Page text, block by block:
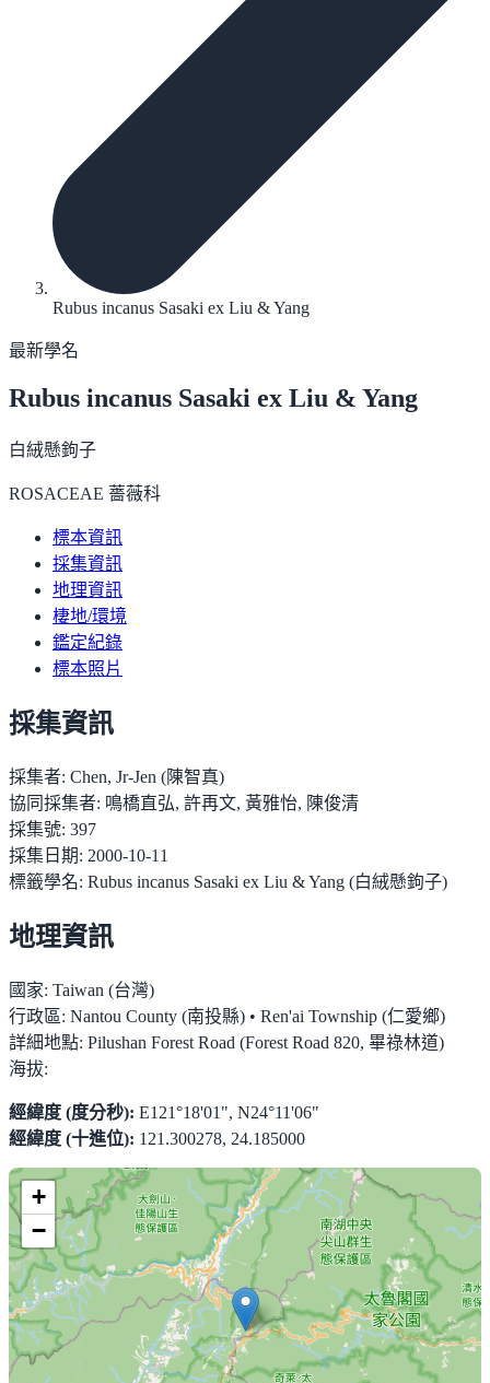
Rubus incanus Sasaki ex Liu & Yang
最新學名
Rubus incanus Sasaki ex Liu & Yang
白絨懸鉤子
ROSACEAE 薔薇科
標本資訊
採集資訊
地理資訊
棲地/環境
鑑定紀錄
標本照片
採集資訊
採集者: Chen, Jr-Jen (陳智真)
協同採集者: 鳴橋直弘, 許再文, 黃雅怡, 陳俊清
採集號: 397
採集日期: 2000-10-11
標籤學名: Rubus incanus Sasaki ex Liu & Yang (白絨懸鉤子)
地理資訊
國家: Taiwan (台灣)
行政區: Nantou County (南投縣) • Ren'ai Township (仁愛鄉)
詳細地點: Pilushan Forest Road (Forest Road 820, 畢祿林道)
海拔:
經緯度 (度分秒): E121°18'01", N24°11'06"
經緯度 (十進位): 121.300278, 24.185000
+
−